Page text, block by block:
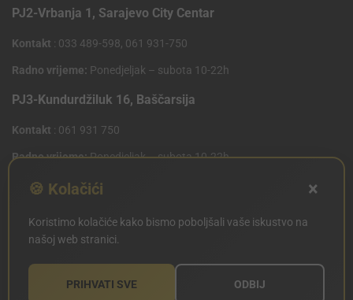
PJ2-Vrbanja 1, Sarajevo City Centar
Kontakt : 033 489-598, 061 931-750
Radno vrijeme: Ponedjeljak – subota 10-22h
PJ3-Kundurdžiluk 16, Baščarsija
Kontakt : 061 931 750
Radno vrijeme:Ponedjeljak – subota 10-22h
PJ4 West Gate,Mostarsko raskrsce 10 (Penny Plus
Kontakt : 061 931 750
🍪 Kolačići ×
Koristimo kolačiće kako bismo poboljšali vaše iskustvo na
našoj web stranici.
PRIHVATI SVE ODBIJ